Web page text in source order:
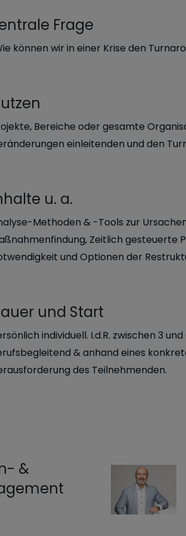
Frage
können wir in einer Krise den
Bereiche oder gesamte
einleitenden und den
u. a.
Methoden & -Tools zur
Zeitlich gesteuerte
und Optionen der
und Start
individuell. I.d.R. zwischen 3
& anhand eines
des Teilnehmenden.
&